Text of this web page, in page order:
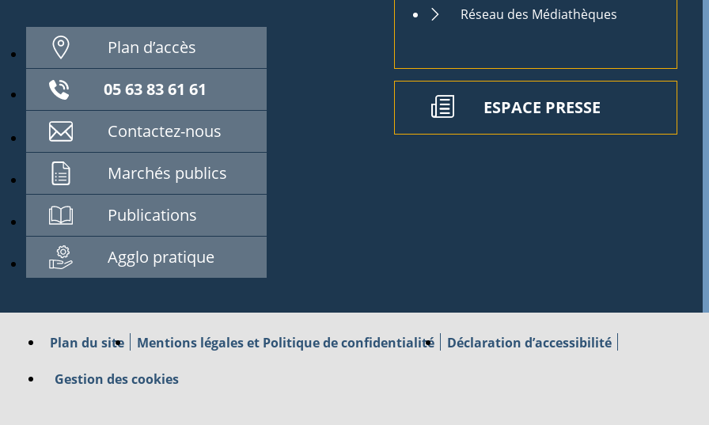
Plan d’accès
05 63 83 61 61
Contactez-nous
Marchés publics
Publications
Agglo pratique
Réseau des Médiathèques
ESPACE PRESSE
Plan du site Mentions légales et Politique de confidentialité Déclaration d’accessibilité
Gestion des cookies